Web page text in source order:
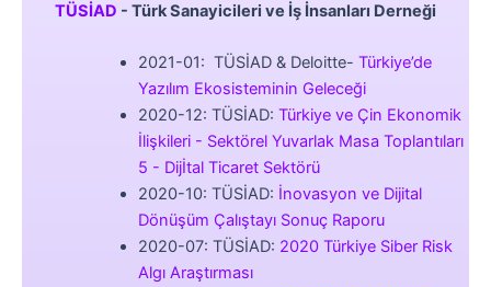
TÜSİAD - Türk Sanayicileri ve İş İnsanları Derneği
2021-01: TÜSİAD & Deloitte- Türkiye’de
Yazılım Ekosisteminin Geleceği
2020-12: TÜSİAD: Türkiye ve Çin Ekonomik
İlişkileri - Sektörel Yuvarlak Masa Toplantıları
5 - Dijİtal Ticaret Sektörü
2020-10: TÜSİAD: İnovasyon ve Dijital
Dönüşüm Çalıştayı Sonuç Raporu
2020-07: TÜSİAD: 2020 Türkiye Siber Risk
Algı Araştırması